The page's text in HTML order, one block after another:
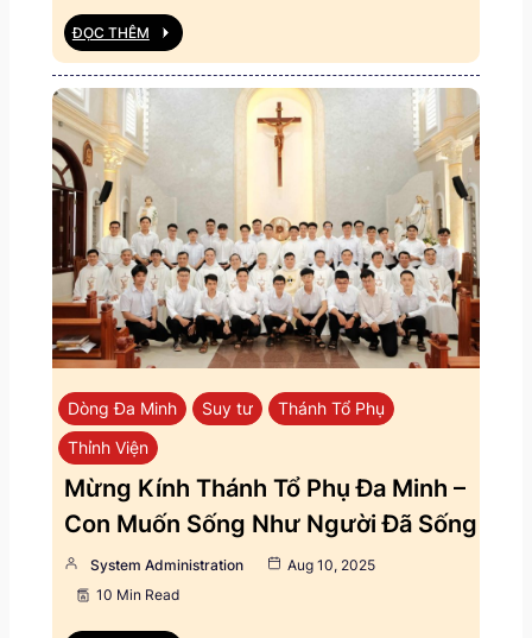
ĐỌC THÊM
Dòng Đa Minh Suy tư
Thánh Tổ Phụ
Thỉnh Viện
Mừng Kính Thánh Tổ Phụ Đa Minh –
Con Muốn Sống Như Người Đã Sống
System Administration
Aug 10, 2025
10 Min Read